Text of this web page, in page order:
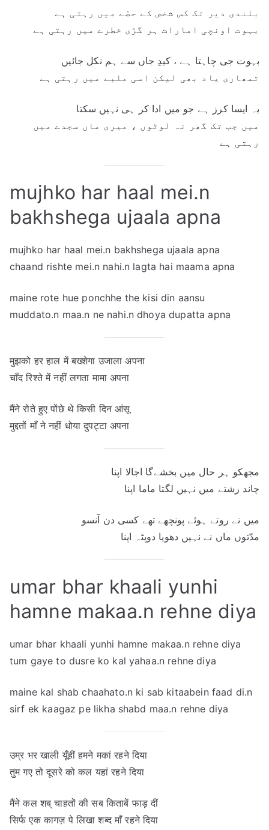
بلندی دیر تک کس شخص کے حصّے میں رہتی ہے
بہوت اونچی امارات ہر گڑی خطرے میں رہتی ہے
بہوت جی چاہتا ہے ، کیدِ جاں سے ہم نکل جائیں
تمھاری یاد بھی لیکن اسی ملبے میں رہتی ہے
یہ ایسا کرز ہے جو میں ادا کر ہی نہیں سکتا
میں جب تک گھر نہ لوٹوں ، میری ماں سجدے میں
رہتی ہے
mujhko har haal mei.n
bakhshega ujaala apna
mujhko har haal mei.n bakhshega ujaala apna
chaand rishte mei.n nahi.n lagta hai maama apna
maine rote hue ponchhe the kisi din aansu
muddato.n maa.n ne nahi.n dhoya dupatta apna
मुझको हर हाल में बख्शेगा उजाला अपना
चाँद रिश्ते में नहीं लगता मामा अपना
मैंने रोते हुए पोंछे थे किसी दिन आंसू
मुद्दतों माँ ने नहीं धोया दुपट्टा अपना
مجھکو ہر حال میں بخشےگا اجالا اپنا
چاند رشتے میں نہیں لگتا ماما اپنا
میں نے روتے ہوئے پونچھے تھے کسی دن آنسو
مدّتوں ماں نے نہیں دھویا دوپٹہ اپنا
umar bhar khaali yunhi
hamne makaa.n rehne diya
umar bhar khaali yunhi hamne makaa.n rehne diya
tum gaye to dusre ko kal yahaa.n rehne diya
maine kal shab chaahato.n ki sab kitaabein faad di.n
sirf ek kaagaz pe likha shabd maa.n rehne diya
उम्र भर खाली यूँहीं हमने मकां रहने दिया
तुम गए तो दूसरे को कल यहां रहने दिया
मैंने कल शब् चाहतों की सब किताबें फाड़ दीं
सिर्फ एक कागज़ पे लिखा शब्द माँ रहने दिया